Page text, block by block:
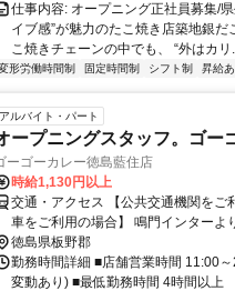
仕事内容: オープニング正社員募集/
イブ感”が魅力のたこ焼き店築地銀
こ焼きチェーンの中でも、 “外はカリ
形労働時間制 固定時間制 シフト制 昇給あ
アルバイト・パート
ープニングスタッフ。ゴー
ーゴーカレー徳島藍住店
時給1,130円以上
交通・アクセス 【公共交通機関をご
車をご利用の場合】 鳴門インターよ
徳島県板野郡
勤務時間詳細 ■店舗営業時間 11:00
変動あり) ■最低勤務時間 4時間以上